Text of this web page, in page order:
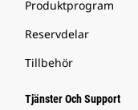
Produktprogram
Reservdelar
Tillbehör
Tjänster Och Support